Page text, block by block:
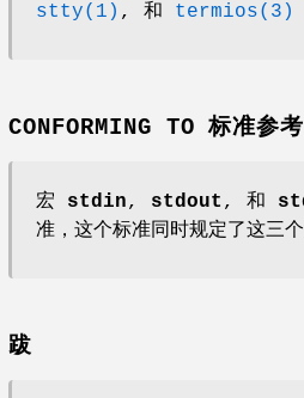
stty(1) , 和 termios(3)
CONFORMING TO 标准参考
宏 stdin, stdout , 和
准，这个标准同时规定了这三
跋